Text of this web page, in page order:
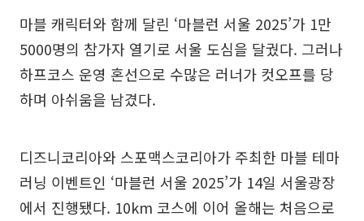
마블 캐릭터와 함께 달린 ‘마블런 서울 2025’가 1만
5000명의 참가자 열기로 서울 도심을 달궜다. 그러나
하프코스 운영 혼선으로 수많은 러너가 컷오프를 당
하며 아쉬움을 남겼다.
디즈니코리아와 스포맥스코리아가 주최한 마블 테마
러닝 이벤트인 ‘마블런 서울 2025’가 14일 서울광장
에서 진행됐다. 10km 코스에 이어 올해는 처음으로